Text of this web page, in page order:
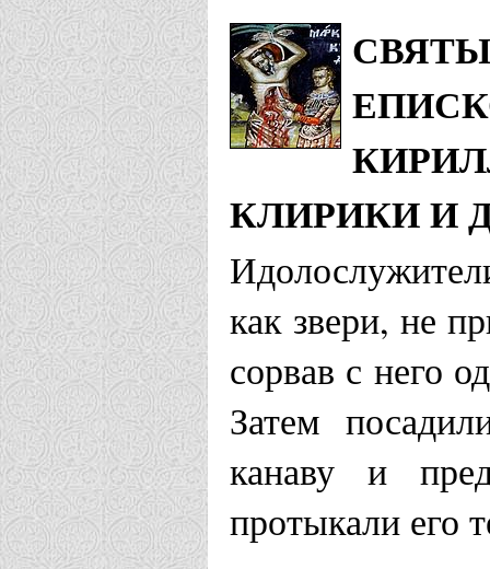
КЛИРИКИ И
как звери, не
сорвав с него
Затем
канаву и
протыкали его